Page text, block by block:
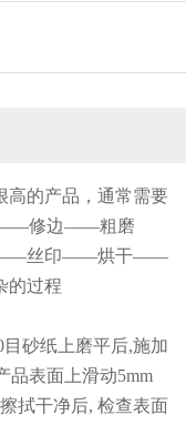
高的产品，通常需要
修边——粗磨
丝印——烘干——
过程
砂纸上磨平后,施加
品表面上滑动5mm
拭干净后, 检查表面